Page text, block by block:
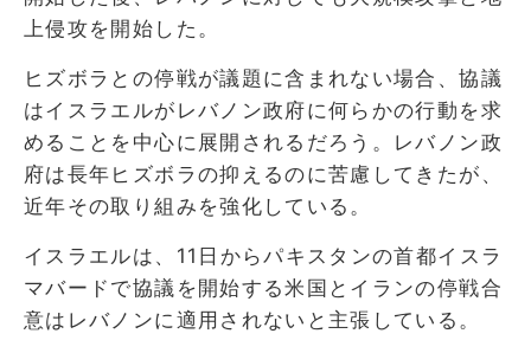
上侵攻を開始した。
ヒズボラとの停戦が議題に含まれない場合、協議
はイスラエルがレバノン政府に何らかの行動を求
めることを中心に展開されるだろう。レバノン政
府は長年ヒズボラの抑えるのに苦慮してきたが、
近年その取り組みを強化している。
イスラエルは、11日からパキスタンの首都イスラ
マバードで協議を開始する米国とイランの停戦合
意はレバノンに適用されないと主張している。